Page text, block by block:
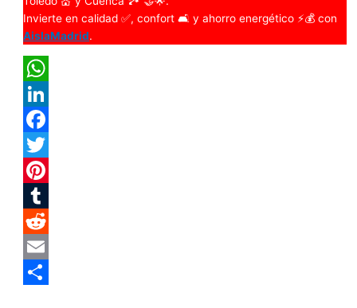
Invierte en calidad ✅, confort 🛋️ y ahorro energético ⚡💰 con
AislaMadrid.
WhatsApp
LinkedIn
Facebook
Twitter
Pinterest
Tumblr
Reddit
Email